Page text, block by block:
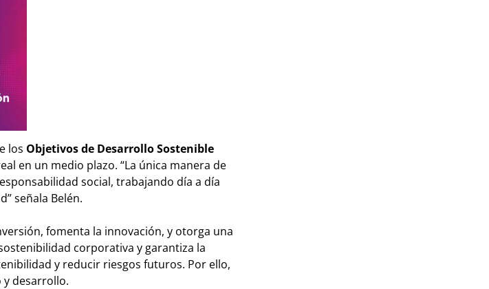
los Objetivos de Desarrollo Sostenible
en un medio plazo. “La única manera de
social, trabajando día a día
señala Belén.
fomenta la innovación, y otorga una
corporativa y garantiza la
y reducir riesgos futuros. Por ello,
desarrollo.